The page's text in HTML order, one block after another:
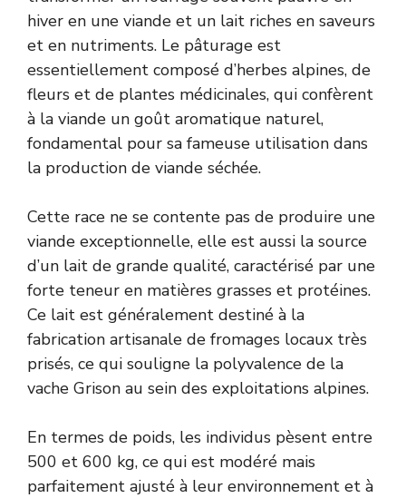
hiver en une viande et un lait riches en saveurs
et en nutriments. Le pâturage est
essentiellement composé d’herbes alpines, de
fleurs et de plantes médicinales, qui confèrent
à la viande un goût aromatique naturel,
fondamental pour sa fameuse utilisation dans
la production de viande séchée.
Cette race ne se contente pas de produire une
viande exceptionnelle, elle est aussi la source
d’un lait de grande qualité, caractérisé par une
forte teneur en matières grasses et protéines.
Ce lait est généralement destiné à la
fabrication artisanale de fromages locaux très
prisés, ce qui souligne la polyvalence de la
vache Grison au sein des exploitations alpines.
En termes de poids, les individus pèsent entre
500 et 600 kg, ce qui est modéré mais
parfaitement ajusté à leur environnement et à